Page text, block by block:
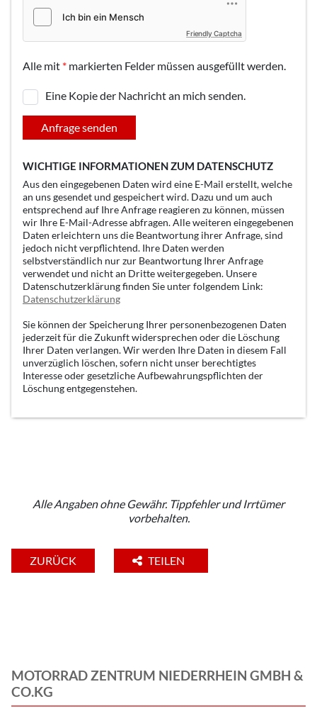
Friendly Captcha
Alle mit * markierten Felder müssen ausgefüllt werden.
Eine Kopie der Nachricht an mich senden.
Anfrage senden
WICHTIGE INFORMATIONEN ZUM DATENSCHUTZ
Aus den eingegebenen Daten wird eine E-Mail erstellt, welche
an uns gesendet und gespeichert wird. Dazu und um auch
entsprechend auf Ihre Anfrage reagieren zu können, müssen
wir Ihre E-Mail-Adresse abfragen. Alle weiteren eingegebenen
Daten erleichtern uns die Beantwortung ihrer Anfrage, sind
jedoch nicht verpflichtend. Ihre Daten werden
selbstverständlich nur zur Beantwortung Ihrer Anfrage
verwendet und nicht an Dritte weitergegeben. Unsere
Datenschutzerklärung finden Sie unter folgendem Link:
Datenschutzerklärung
Sie können der Speicherung Ihrer personenbezogenen Daten
jederzeit für die Zukunft widersprechen oder die Löschung
Ihrer Daten verlangen. Wir werden Ihre Daten in diesem Fall
unverzüglich löschen, sofern nicht unser berechtigtes
Interesse oder gesetzliche Aufbewahrungspflichten der
Löschung entgegenstehen.
Alle Angaben ohne Gewähr. Tippfehler und Irrtümer
vorbehalten.
ZURÜCK TEILEN
MOTORRAD ZENTRUM NIEDERRHEIN GMBH &
CO.KG